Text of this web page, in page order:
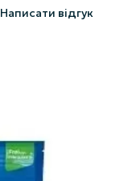
Написати відгук